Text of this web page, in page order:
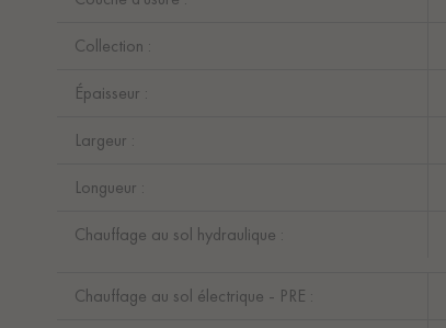
Collection :
Épaisseur :
Largeur :
Longueur :
Chauffage au sol hydraulique :
Chauffage au sol électrique - PRE :